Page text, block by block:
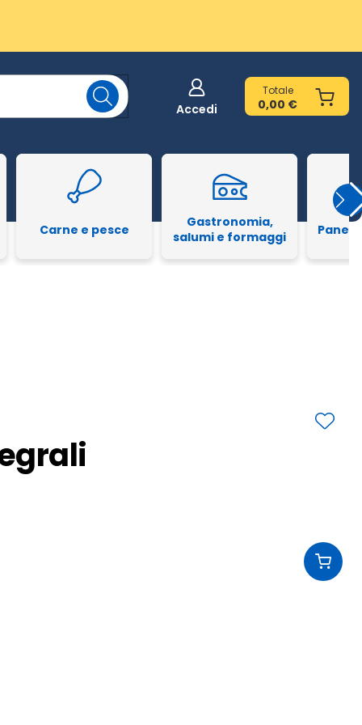
Accedi
Totale
0,00 €
Carne e pesce
Gastronomia,
salumi e formaggi
Pane